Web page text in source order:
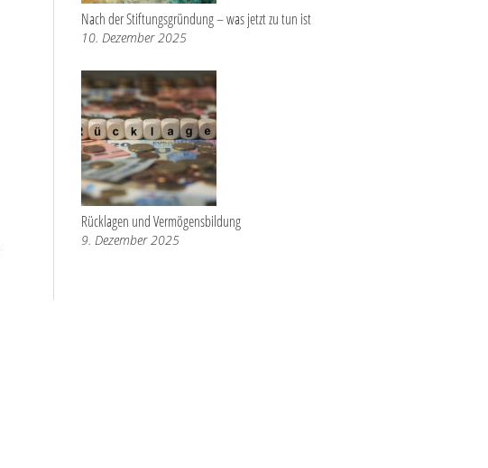
Nach der Stiftungsgründung – was jetzt zu tun ist
10. Dezember 2025
Rücklagen und Vermögensbildung
9. Dezember 2025